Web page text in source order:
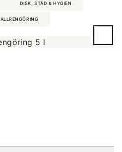
DISK, STÄD & HYGIEN
ALLRENGÖRING